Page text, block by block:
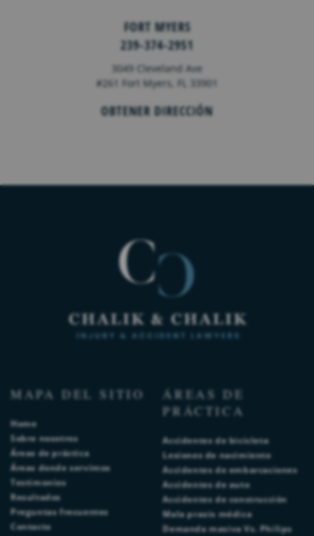
FORT MYERS
239-374-2951
3049 Cleveland Ave
#261 Fort Myers, FL 33901
OBTENER DIRECCIÓN
MAPA DEL SITIO
Home
Sobre nosotros
Áreas de práctica
Áreas donde servimos
Testimonios
Resultados
Preguntas frecuentes
Contacto
ÁREAS DE
PRÁCTICA
Accidentes de bicicleta
Lesiones de nacimiento
Accidentes de embarcaciones
Accidentes de auto
Accidentes de construcción
Mala praxis médica
Demanda masiva Vs. Philips